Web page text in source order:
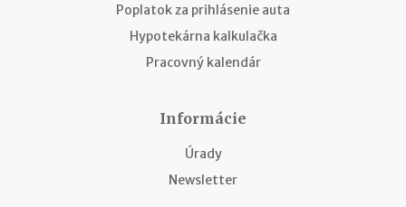
Poplatok za prihlásenie auta
Hypotekárna kalkulačka
Pracovný kalendár
Informácie
Úrady
Newsletter